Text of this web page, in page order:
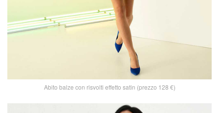
Abito balze con risvolti effetto satin (prezzo 128 €)